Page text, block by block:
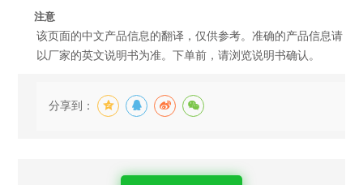
注意
该页面的中文产品信息的翻译，仅供参考。准确的产品信息请
以厂家的英文说明书为准。下单前，请浏览说明书确认。
分享到：